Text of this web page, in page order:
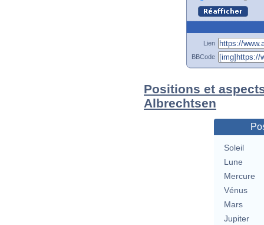
Lien
BBCode
Positions et
Albrechtsen
Soleil
Lune
Mercure
Vénus
Mars
Jupiter